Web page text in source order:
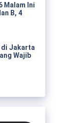
Malam Ini
B, 4
di Jakarta
Wajib